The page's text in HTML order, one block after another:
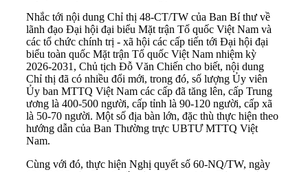
Nhắc tới nội dung Chỉ thị 48-CT/TW của Ban Bí thư về
lãnh đạo Đại hội đại biểu Mặt trận Tổ quốc Việt Nam và
các tổ chức chính trị - xã hội các cấp tiến tới Đại hội đại
biểu toàn quốc Mặt trận Tổ quốc Việt Nam nhiệm kỳ
2026-2031, Chủ tịch Đỗ Văn Chiến cho biết, nội dung
Chỉ thị đã có nhiều đổi mới, trong đó, số lượng Ủy viên
Ủy ban MTTQ Việt Nam các cấp đã tăng lên, cấp Trung
ương là 400-500 người, cấp tỉnh là 90-120 người, cấp xã
là 50-70 người. Một số địa bàn lớn, đặc thù thực hiện theo
hướng dẫn của Ban Thường trực UBTƯ MTTQ Việt
Nam.
Cùng với đó, thực hiện Nghị quyết số 60-NQ/TW, ngày